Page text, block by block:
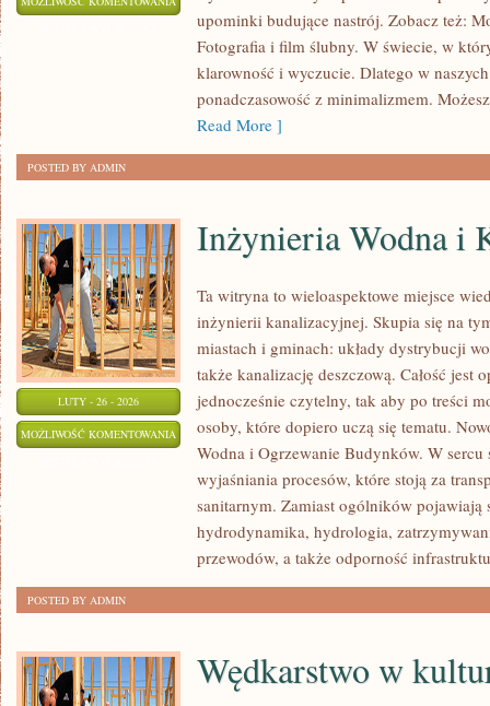
ŚLUBNA
SUKNIE
upominki budujące nastrój. Zobacz też:
Fotografia i film ślubny. W świecie, w
klarowność i wyczucie. Dlatego w
ponadczasowość z minimalizmem.
Read More ]
POSTED BY ADMIN
LUTY - 26 - 2026
MOŻLIWOŚĆ KOMENTOWANIA INŻYNIERIA
WODNA
KANALIZACYJNA
Inżynieria Wodna i
Ta witryna to wieloaspektowe miejsce
inżynierii kanalizacyjnej. Skupia się na
miastach i gminach: układy dystrybucji
także kanalizację deszczową. Całość jest
jednocześnie czytelny, tak aby po treści
osoby, które dopiero uczą się tematu.
Wodna i Ogrzewanie Budynków. W sercu
wyjaśniania procesów, które stoją za
sanitarnym. Zamiast ogólników
hydrodynamika, hydrologia,
przewodów, a także odporność
POSTED BY ADMIN
Wędkarstwo w